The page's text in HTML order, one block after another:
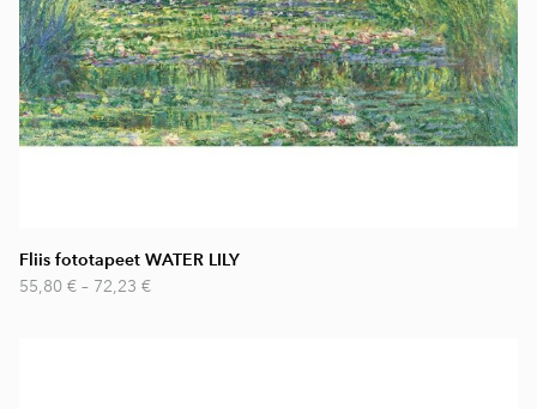
Fliis fototapeet WATER LILY
55,80 € – 72,23 €